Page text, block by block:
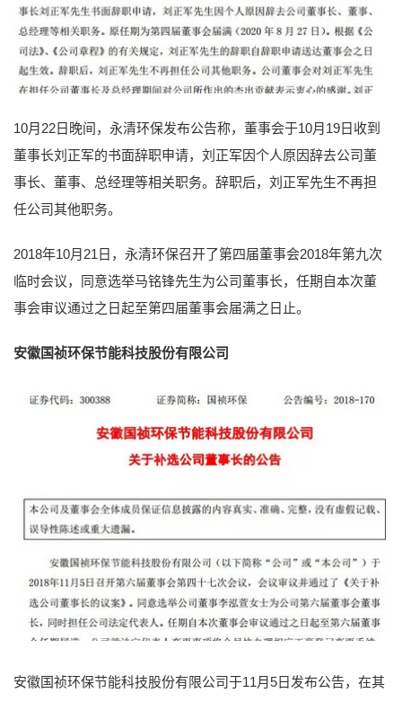
10月22日晚间，永清环保发布公告称，董事会于10月19日收到
董事长刘正军的书面辞职申请，刘正军因个人原因辞去公司董
事长、董事、总经理等相关职务。辞职后，刘正军先生不再担
任公司其他职务。
2018年10月21日，永清环保召开了第四届董事会2018年第九次
临时会议，同意选举马铭锋先生为公司董事长，任期自本次董
事会审议通过之日起至第四届董事会届满之日止。
安徽国祯环保节能科技股份有限公司
安徽国祯环保节能科技股份有限公司于11月5日发布公告，在其